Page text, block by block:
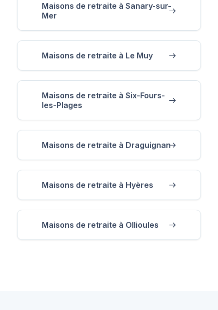
Maisons de retraite à Sanary-sur-
Mer
Maisons de retraite à Le Muy
Maisons de retraite à Six-Fours-
les-Plages
Maisons de retraite à Draguignan
Maisons de retraite à Hyères
Maisons de retraite à Ollioules